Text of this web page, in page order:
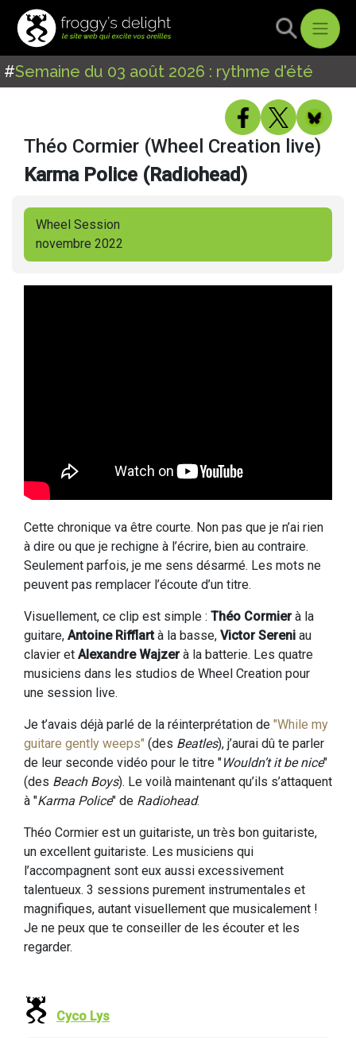
#Semaine du 03 août 2026 : rythme d'été
Théo Cormier (Wheel Creation live)
Karma Police (Radiohead)
Wheel Session
novembre 2022
Cette chronique va être courte. Non pas que je n’ai rien
à dire ou que je rechigne à l’écrire, bien au contraire.
Seulement parfois, je me sens désarmé. Les mots ne
peuvent pas remplacer l’écoute d’un titre.
Visuellement, ce clip est simple : Théo Cormierà la
guitare, Antoine Rifflartà la basse, Victor Sereni au
clavier et Alexandre Wajzerà la batterie. Les quatre
musiciens dans les studios de Wheel Creation pour
une session live.
Je t’avais déjà parlé de la réinterprétation de "While my
guitare gently weeps" (des Beatles), j’aurai dû te parler
de leur seconde vidéo pour le titre "Wouldn’t it be nice"
(des Beach Boys). Le voilà maintenant qu’ils s’attaquent
à "Karma Police" de Radiohead.
Théo Cormier est un guitariste, un très bon guitariste,
un excellent guitariste. Les musiciens qui
l’accompagnent sont eux aussi excessivement
talentueux. 3 sessions purement instrumentales et
magnifiques, autant visuellement que musicalement !
Je ne peux que te conseiller de les écouter et les
regarder.
Cyco Lys